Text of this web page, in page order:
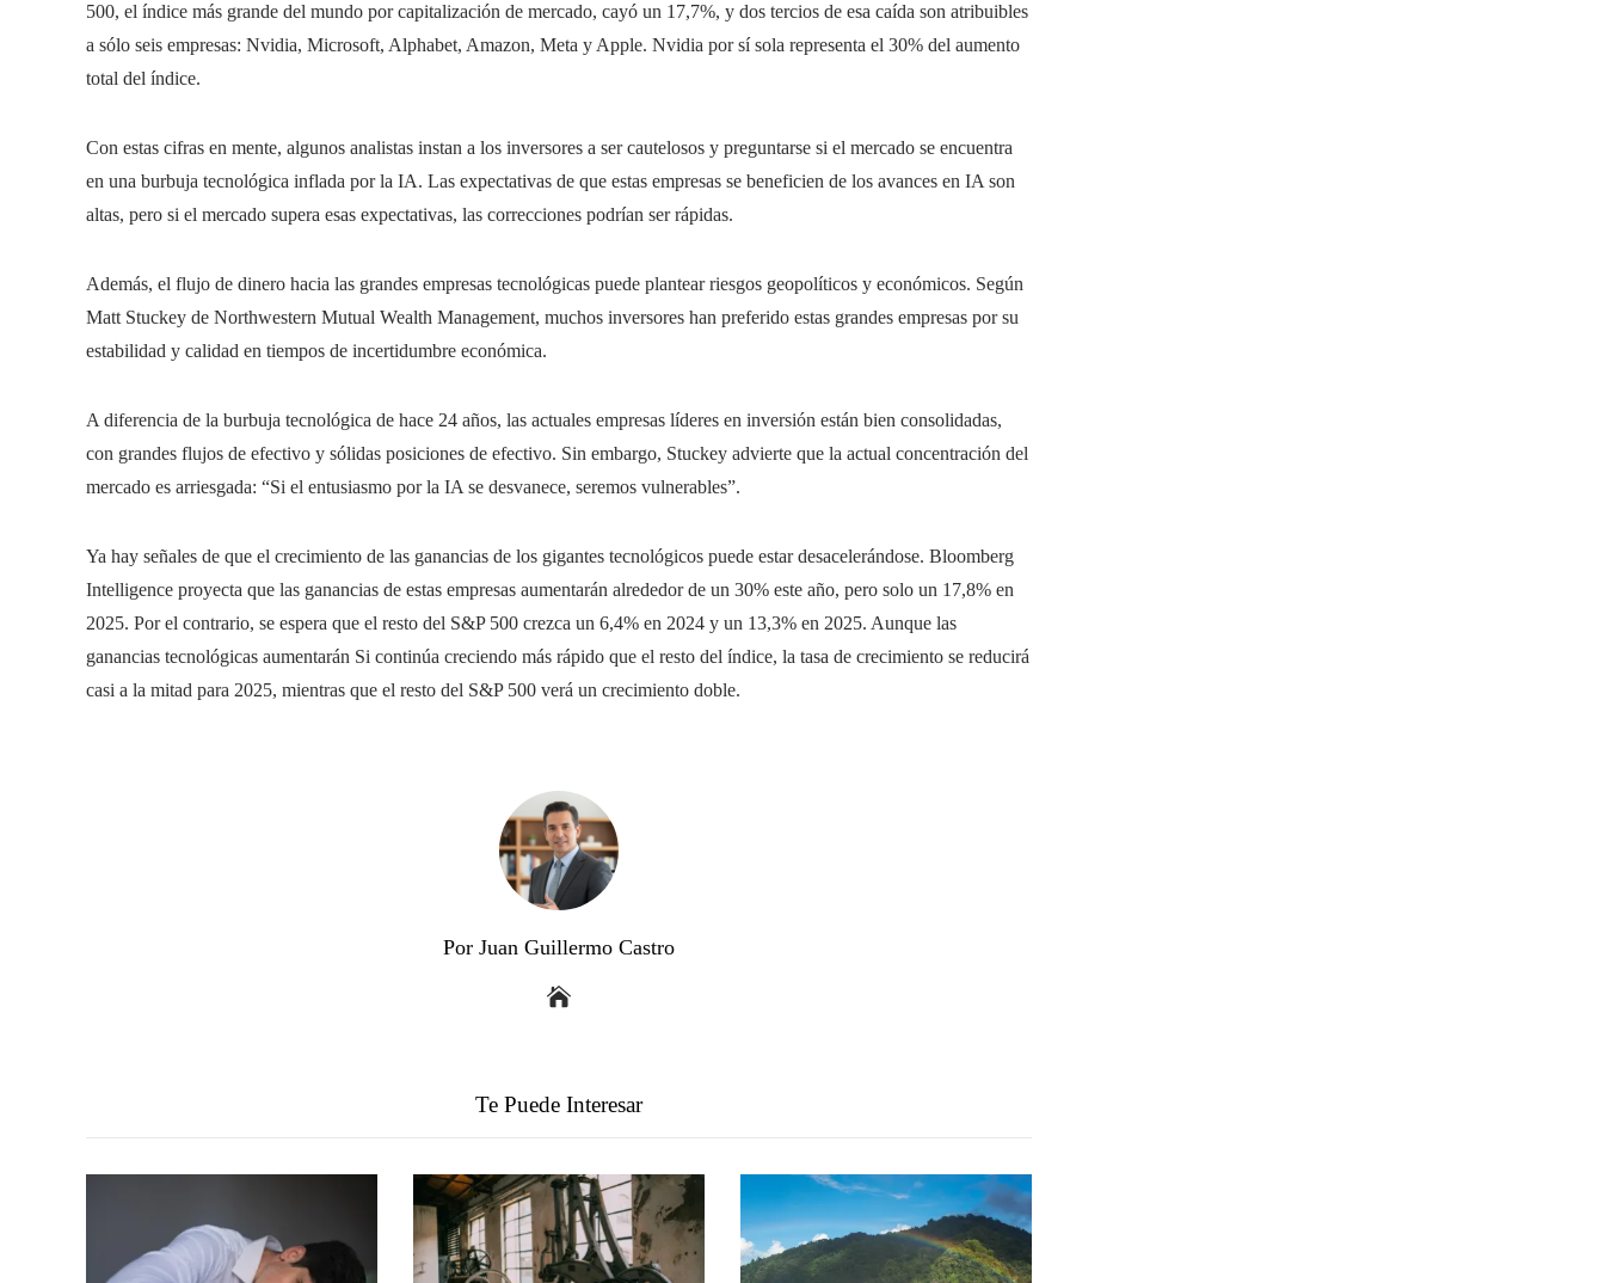
500, el índice más grande del mundo por capitalización de mercado, cayó un 17,7%, y dos tercios de esa caída son atribuibles
a sólo seis empresas: Nvidia, Microsoft, Alphabet, Amazon, Meta y Apple. Nvidia por sí sola representa el 30% del aumento
total del índice.
Con estas cifras en mente, algunos analistas instan a los inversores a ser cautelosos y preguntarse si el mercado se encuentra
en una burbuja tecnológica inflada por la IA. Las expectativas de que estas empresas se beneficien de los avances en IA son
altas, pero si el mercado supera esas expectativas, las correcciones podrían ser rápidas.
Además, el flujo de dinero hacia las grandes empresas tecnológicas puede plantear riesgos geopolíticos y económicos. Según
Matt Stuckey de Northwestern Mutual Wealth Management, muchos inversores han preferido estas grandes empresas por su
estabilidad y calidad en tiempos de incertidumbre económica.
A diferencia de la burbuja tecnológica de hace 24 años, las actuales empresas líderes en inversión están bien consolidadas,
con grandes flujos de efectivo y sólidas posiciones de efectivo. Sin embargo, Stuckey advierte que la actual concentración del
mercado es arriesgada: “Si el entusiasmo por la IA se desvanece, seremos vulnerables”.
Ya hay señales de que el crecimiento de las ganancias de los gigantes tecnológicos puede estar desacelerándose. Bloomberg
Intelligence proyecta que las ganancias de estas empresas aumentarán alrededor de un 30% este año, pero solo un 17,8% en
2025. Por el contrario, se espera que el resto del S&P 500 crezca un 6,4% en 2024 y un 13,3% en 2025. Aunque las
ganancias tecnológicas aumentarán Si continúa creciendo más rápido que el resto del índice, la tasa de crecimiento se reducirá
casi a la mitad para 2025, mientras que el resto del S&P 500 verá un crecimiento doble.
Por Juan Guillermo Castro
Te Puede Interesar